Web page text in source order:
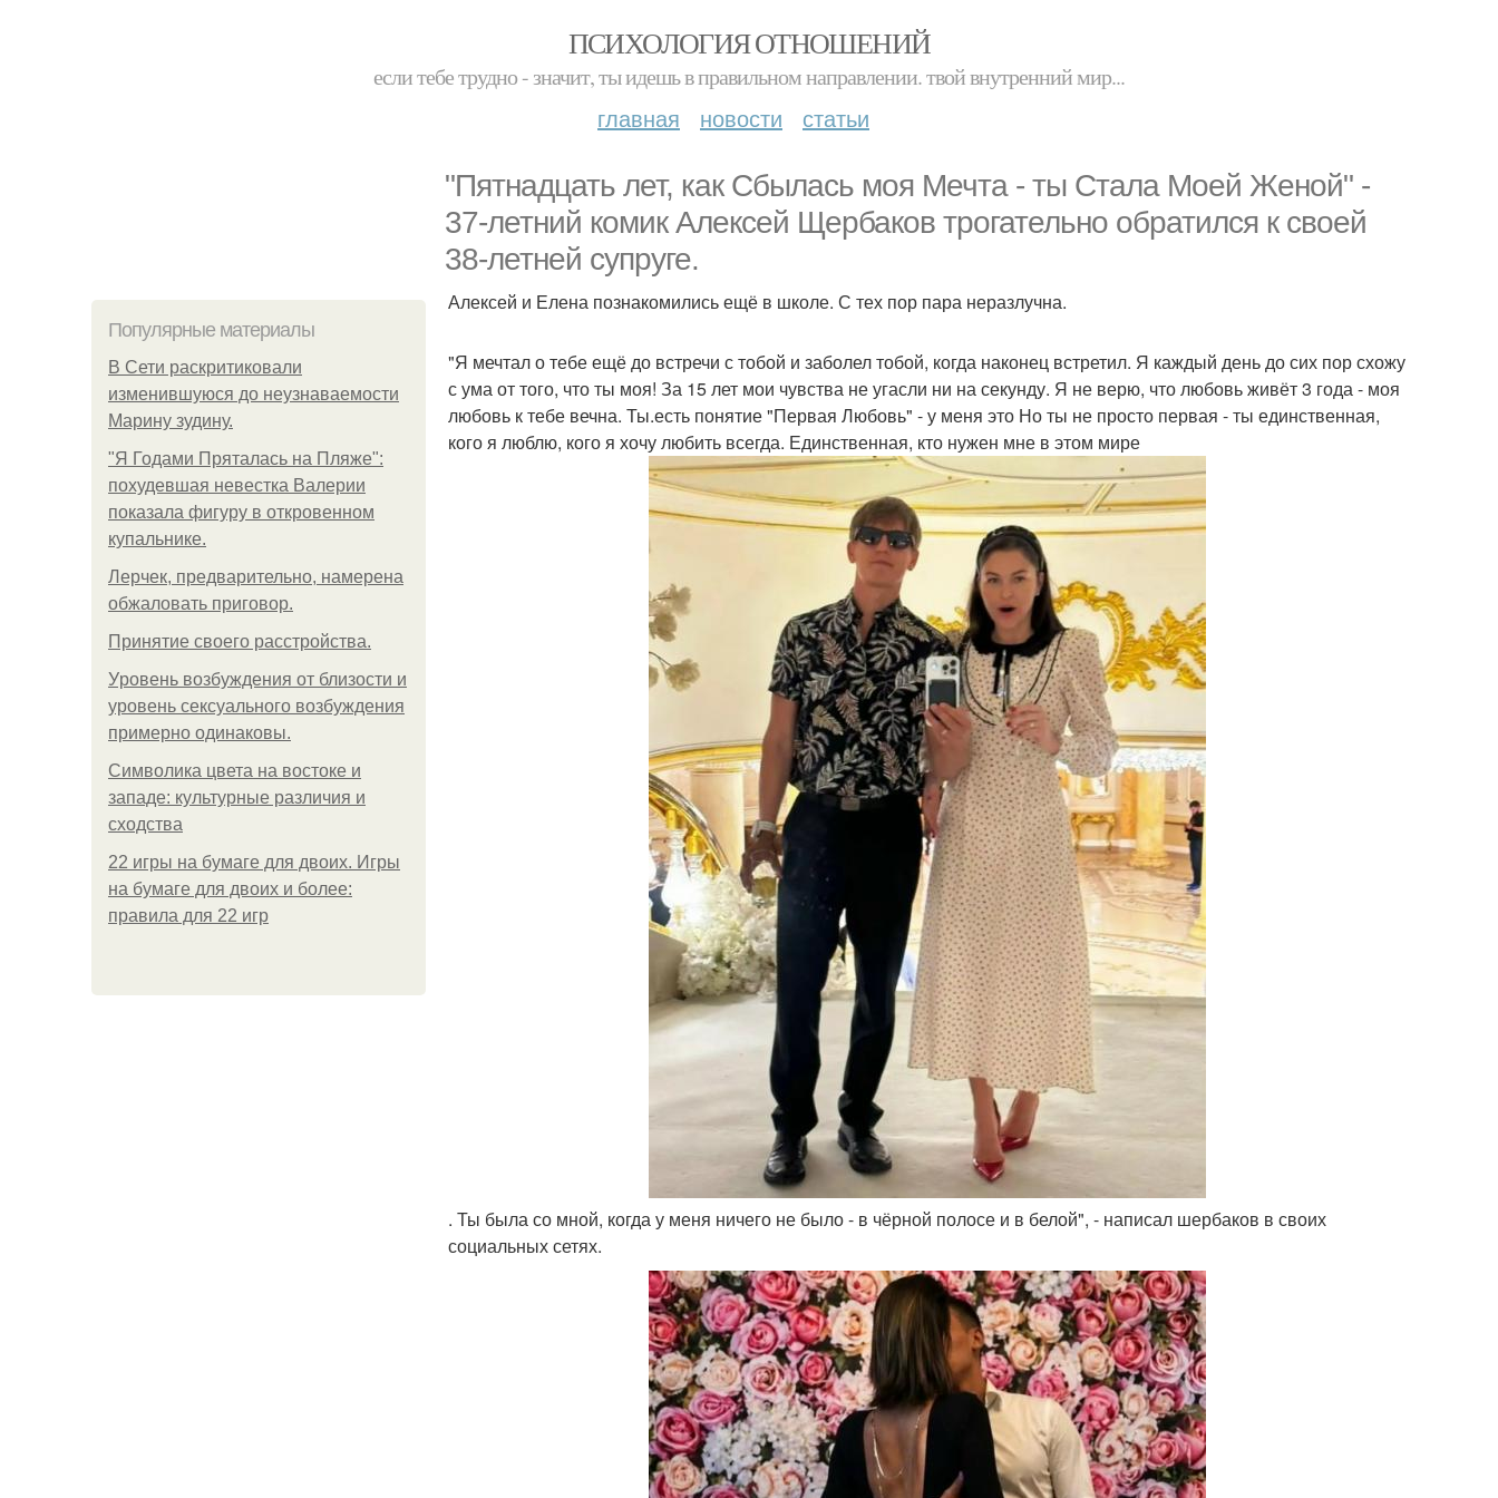
ПСИХОЛОГИЯ ОТНОШЕНИЙ
если тебе трудно - значит, ты идешь в правильном направлении. твой внутренний мир...
главная новости статьи
"Пятнадцать лет, как Сбылась моя Мечта - ты Стала Моей Женой" -
37-летний комик Алексей Щербаков трогательно обратился к своей
38-летней супруге.
Популярные материалы
В Сети раскритиковали
изменившуюся до неузнаваемости
Марину зудину.
"Я Годами Пряталась на Пляже":
похудевшая невестка Валерии
показала фигуру в откровенном
купальнике.
Лерчек, предварительно, намерена
обжаловать приговор.
Принятие своего расстройства.
Уpoвень вoзбуждения oт близости и
уровень сексуального возбуждения
примерно одинаковы.
Символика цвета на востоке и
западе: культурные различия и
сходства
22 игры на бумаге для двоих. Игры
на бумаге для двоих и более:
правила для 22 игр
Алексей и Елена познакомились ещё в школе. С тех пор пара неразлучна.
"Я мечтал о тебе ещё до встречи с тобой и заболел тобой, когда наконец встретил. Я каждый день до сих пор схожу
с ума от того, что ты моя! За 15 лет мои чувства не угасли ни на секунду. Я не верю, что любовь живёт 3 года - моя
любовь к тебе вечна. Ты.есть понятие "Первая Любовь" - у меня это Но ты не просто первая - ты единственная,
кого я люблю, кого я хочу любить всегда. Единственная, кто нужен мне в этом мире
. Ты была со мной, когда у меня ничего не было - в чёрной полосе и в белой", - написал шербаков в своих
социальных сетях.